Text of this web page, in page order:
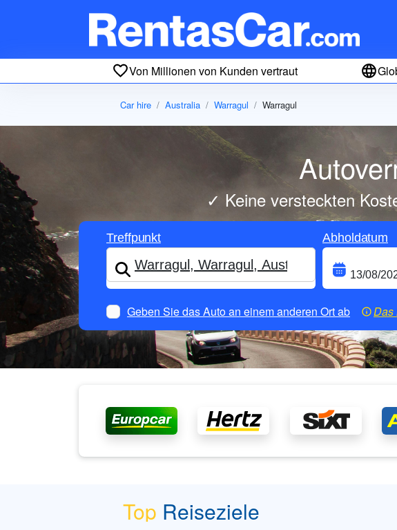
Von Millionen von Kunden vertraut
Car hire Australia Warragul Warragul
✓ Keine versteckten
Treffpunkt Abholdatum
Geben Sie das Auto an einem anderen Ort ab Das
Top Reiseziele